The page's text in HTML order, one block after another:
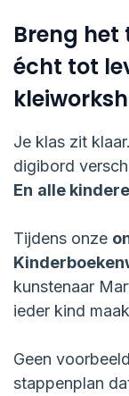
Breng het
écht tot
Je klas zit
digibord
En alle
Tijdens onze
kunstenaar
ieder kind
Geen
stappenplan